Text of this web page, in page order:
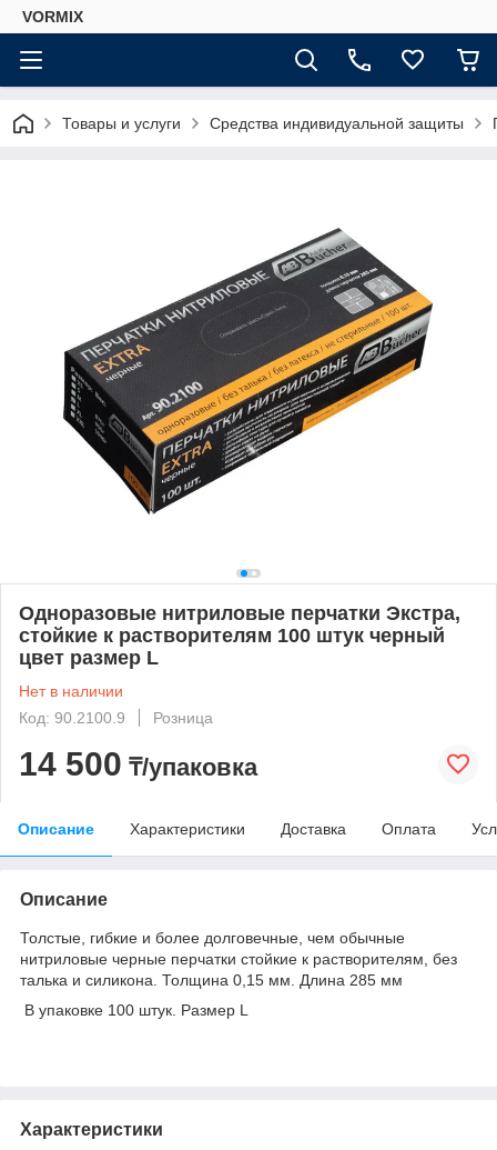
VORMIX
Товары и услуги Средства индивидуальной защиты
Одноразовые нитриловые перчатки Экстра,
стойкие к растворителям 100 штук черный
цвет размер L
Нет в наличии
Код: 90.2100.9
Розница
14 500 ₸/упаковка
Описание Характеристики Доставка Оплата
Описание
Толстые, гибкие и более долговечные, чем обычные
нитриловые черные перчатки стойкие к растворителям, без
талька и силикона. Толщина 0,15 мм. Длина 285 мм
В упаковке 100 штук. Размер L
Характеристики